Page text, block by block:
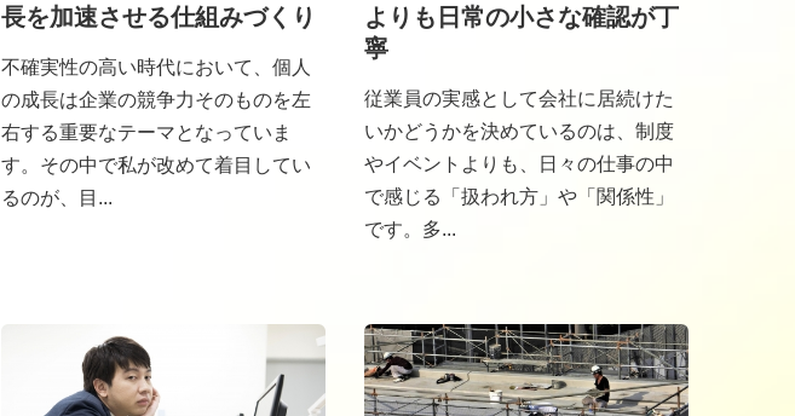
長を加速させる仕組みづくり
不確実性の高い時代において、個人
の成長は企業の競争力そのものを左
右する重要なテーマとなっていま
す。その中で私が改めて着目してい
るのが、目...
よりも日常の小さな確認が丁
寧
従業員の実感として会社に居続けた
いかどうかを決めているのは、制度
やイベントよりも、日々の仕事の中
で感じる「扱われ方」や「関係性」
です。多...